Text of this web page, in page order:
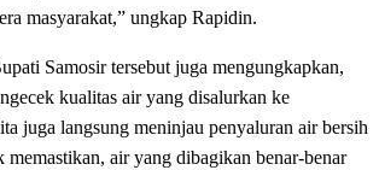
masyarakat,” ungkap Rapidin.
Samosir tersebut juga mengungkapkan,
kualitas air yang disalurkan ke
juga langsung meninjau penyaluran air bersih
memastikan, air yang dibagikan benar-benar